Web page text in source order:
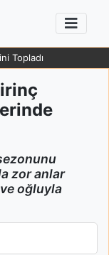
Topladı
zor anlar
oğluyla
Çeşme Sahillerinde